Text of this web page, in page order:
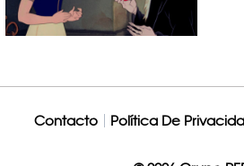
Contacto Política De